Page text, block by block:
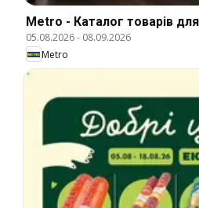
Metro - Каталог товарів
05.08.2026- 08.09.2026
Metro